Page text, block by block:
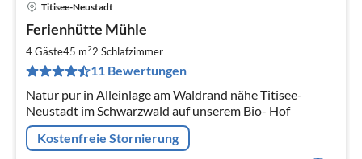
Titisee-Neustadt
Ferienhütte Mühle
4 Gäste45 m22 Schlafzimmer
11 Bewertungen
Natur pur in Alleinlage am Waldrand nähe Titisee-
Neustadt im Schwarzwald auf unserem Bio- Hof
Kostenfreie Stornierung